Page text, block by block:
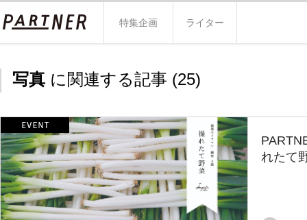
特集企画 ライター
写真 に関連する記事 (25)
れたて